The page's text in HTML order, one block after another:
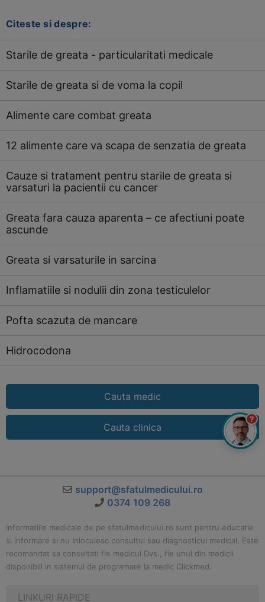
Citeste si despre:
Starile de greata - particularitati medicale
Starile de greata si de voma la copil
Alimente care combat greata
12 alimente care va scapa de senzatia de greata
Cauze si tratament pentru starile de greata si
varsaturi la pacientii cu cancer
Greata fara cauza aparenta – ce afectiuni poate
ascunde
Greata si varsaturile in sarcina
Inflamatiile si nodulii din zona testiculelor
Pofta scazuta de mancare
Hidrocodona
Cauta medic
Cauta clinica
support@sfatulmedicului.ro
0374 109 268
Informatiile medicale de pe sfatulmedicului.ro sunt pentru educatie
si informare si nu inlocuiesc consultul sau diagnosticul medical. Este
recomandat sa consultati fie medicul Dvs., fie unul din medicii
disponibili in sistemul de programare la medic Clickmed.
LINKURI RAPIDE
?